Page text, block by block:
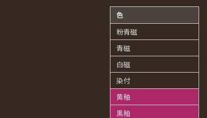
色
粉青磁
青磁
白磁
染付
黄釉
黒釉